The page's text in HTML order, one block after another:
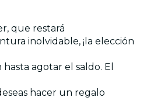
que restará
inolvidable, ¡la elección
agotar el saldo. El
hacer un regalo